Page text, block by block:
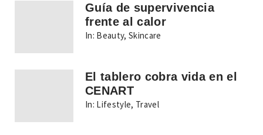
Guía de supervivencia
frente al calor
In: Beauty,Skincare
El tablero cobra vida en el
CENART
In: Lifestyle, Travel